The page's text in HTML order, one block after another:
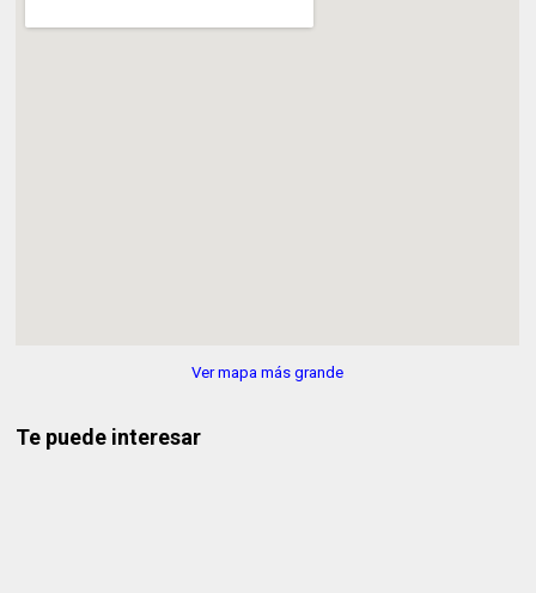
Ver mapa más grande
Te puede interesar